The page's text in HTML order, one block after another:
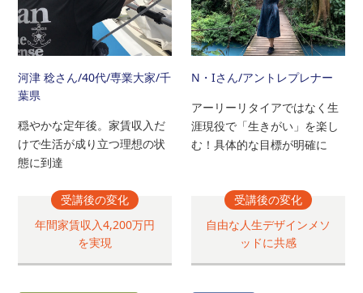
河津 稔さん/40代/専業大家/千
葉県
穏やかな定年後。家賃収入だ
けで生活が成り立つ理想の状
態に到達
受講後の変化
年間家賃収入4,200万円
を実現
N・Iさん/アントレプレナー
アーリーリタイアではなく生
涯現役で「生きがい」を楽し
む！具体的な目標が明確に
受講後の変化
自由な人生デザインメソ
ッドに共感